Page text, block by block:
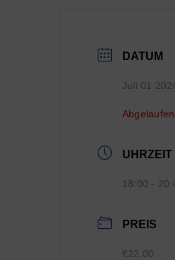
DATUM
Juli 01
UHRZEIT
18:00 -
PREIS
€22.00